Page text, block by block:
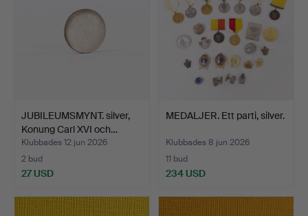
JUBILEUMSMYNT. silver,
Konung Carl XVI och…
Klubbades 12 jun 2026
2 bud
27 USD
MEDALJER. Ett parti, silver.
Klubbades 8 jun 2026
11 bud
234 USD